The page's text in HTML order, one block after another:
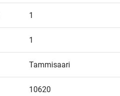
1
1
Tammisaari
10620